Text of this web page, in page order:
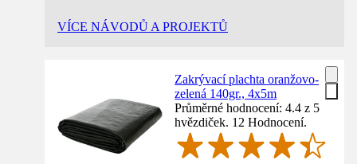
VÍCE NÁVODŮ A PROJEKTŮ
Zakrývací plachta oranžovo-
zelená 140gr., 4x5m
Průměrné hodnocení: 4.4 z 5
hvězdiček. 12 Hodnocení.